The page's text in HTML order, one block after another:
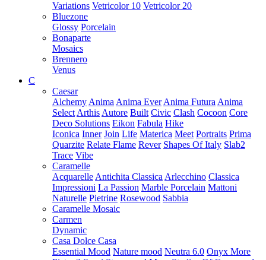
Variations Vetricolor 10 Vetricolor 20
Bluezone
Glossy Porcelain
Bonaparte
Mosaics
Brennero
Venus
C
Caesar
Alchemy Anima Anima Ever Anima Futura Anima
Select Arthis Autore Built Civic Clash Cocoon Core
Deco Solutions Eikon Fabula Hike
Iconica Inner Join Life Materica Meet Portraits Prima
Quarzite Relate Flame Rever Shapes Of Italy Slab2
Trace Vibe
Caramelle
Acquarelle Antichita Classica Arlecchino Classica
Impressioni La Passion Marble Porcelain Mattoni
Naturelle Pietrine Rosewood Sabbia
Caramelle Mosaic
Carmen
Dynamic
Casa Dolce Casa
Essential Mood Nature mood Neutra 6.0 Onyx More